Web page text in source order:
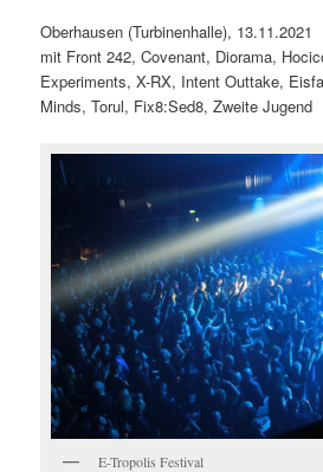
Oberhausen (Turbinenhalle), 13.11.2021
mit Front 242, Covenant, Diorama,
Experiments, X-RX, Intent Outtake,
Minds, Torul, Fix8:Sed8, Zweite Jugend
E-Tropolis Festival